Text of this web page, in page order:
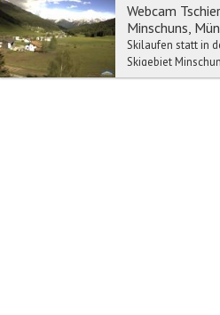
Webcam
Minschuns,
Skilaufen statt in
Skigebiet
Skiliften eine